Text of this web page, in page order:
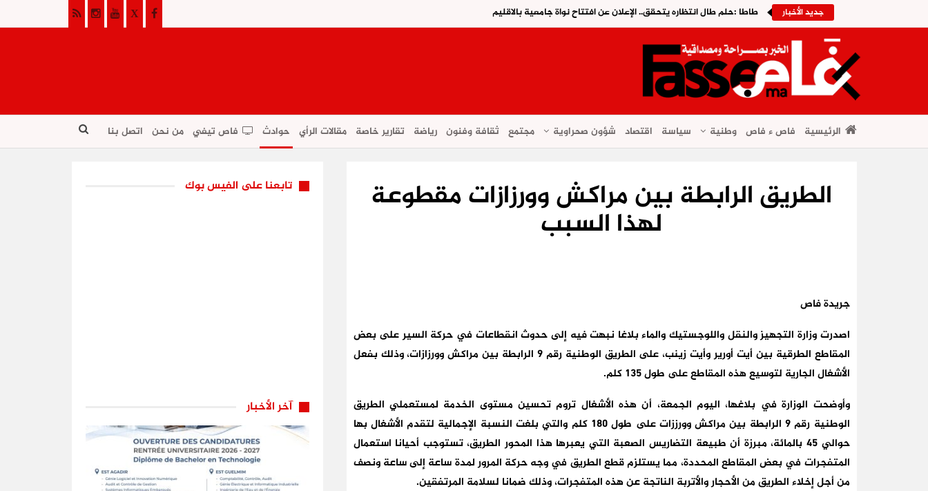
جديد الأخبار طاطا :حلم طال انتظاره يتحقق.. الإعلان عن افتتاح نواة جامعية بالاقليم
الرئيسية فاص ء فاص وطنية سياسة اقتصاد شؤون صحراوية مجتمع ثقافة وفنون رياضة تقارير خاصة مقالات الرأي حوادث فاص تيفي من نحن اتصل بنا
الطريق الرابطة بين مراكش وورزازات مقطوعة
لهذا السبب
جريدة فاص
اصدرت وزارة التجهيز والنقل واللوجستيك والماء بلاغا نبهت فيه إلى حدوث انقطاعات في حركة السير على بعض
المقاطع الطرقية بين أيت أورير وأيت زينب، على الطريق الوطنية رقم 9 الرابطة بين مراكش وورزازات، وذلك بفعل
الأشغال الجارية لتوسيع هذه المقاطع على طول 135 كلم.
وأوضحت الوزارة في بلاغها، اليوم الجمعة، أن هذه الأشغال تروم تحسين مستوى الخدمة لمستعملي الطريق
الوطنية رقم 9 الرابطة بين مراكش وورززات على طول 180 كلم والتي بلغت النسبة الإجمالية لتقدم الأشغال بها
حوالي 45 بالمائة، مبرزة أن طبيعة التضاريس الصعبة التي يعبرها هذا المحور الطريق، تستوجب أحيانا استعمال
المتفجرات في بعض المقاطع المحددة، مما يستلزم قطع الطريق في وجه حركة المرور لمدة ساعة إلى ساعة ونصف
من أجل إخلاء الطريق من الأحجار والأتربة الناتجة عن هذه المتفجرات، وذلك ضمانا لسلامة المرتفقين.
تابعنا على الفيس بوك
آخر الأخبار